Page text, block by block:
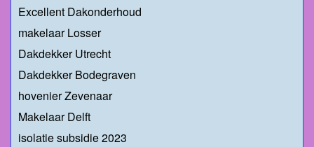
Excellent Dakonderhoud
makelaar Losser
Dakdekker Utrecht
Dakdekker Bodegraven
hovenier Zevenaar
Makelaar Delft
isolatie subsidie 2023